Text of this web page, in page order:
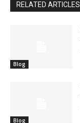
RELATED ARTICLES
Blog
Blog